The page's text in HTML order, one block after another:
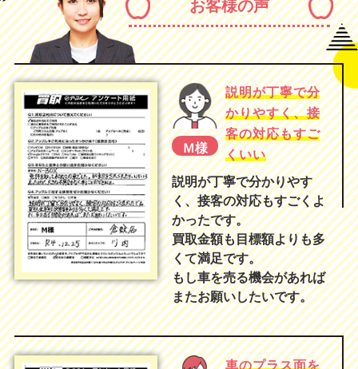
お客様の声
Ｍ様
説明が丁寧で分
かりやすく、接
客の対応もすご
くいい
説明が丁寧で分かりやす
く、接客の対応もすごくよ
かったです。
買取金額も目標額よりも多
くて満足です。
もし車を売る機会があれば
またお願いしたいです。
車のプラス面を